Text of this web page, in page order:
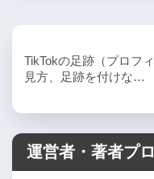
TikTokの足跡（プロフ
見方、足跡を付けな…
運営者・著者プ